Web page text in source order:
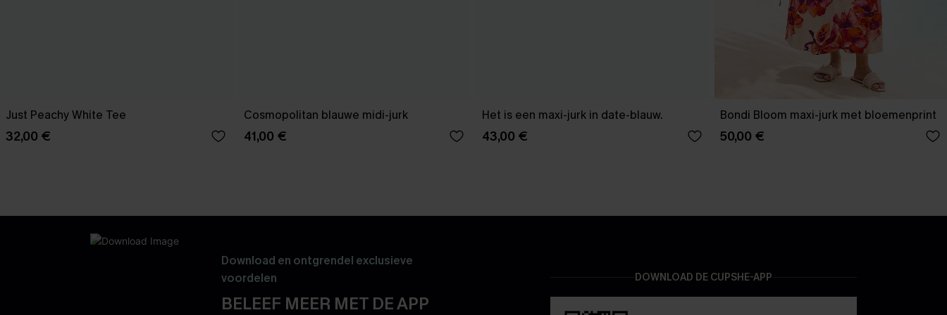
Just Peachy White Tee
32,00 €
Cosmopolitan blauwe midi-jurk
41,00 €
Het is een maxi-jurk in date-blauw.
43,00 €
Bondi Bloom maxi-jurk met bloemenprint
50,00 €
Download en ontgrendel exclusieve
voordelen
BELEEF MEER MET DE APP
DOWNLOAD DE CUPSHE-APP